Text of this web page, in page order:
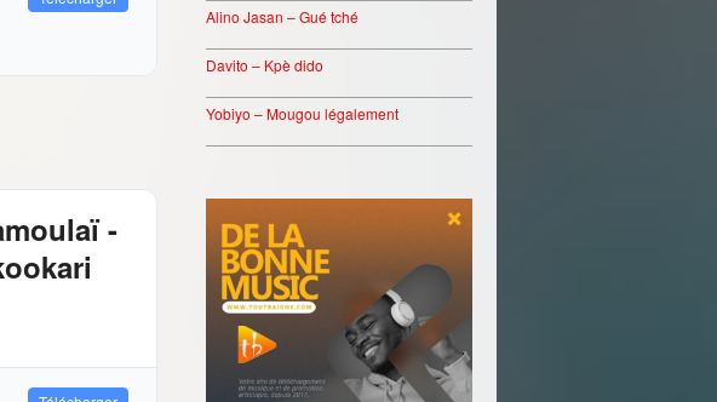
-
Alino Jasan – Gué tché
Davito – Kpè dido
Yobiyo – Mougou légalement